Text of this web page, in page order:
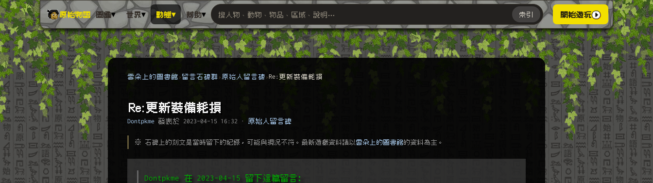
原始物語 圖鑑▾ 世界▾ 動態▾ 幫助▾
搜尋萬物索引
搜人物、動物、物品、區域、說明⋯ 索引 開始遊玩
雲朵上的圖書館 留言石碑群 原始人留言碑 Re:更新裝備耗損
Re:更新裝備耗損
Dontpkme 發表於 2023-04-15 16:32 · 原始人留言碑
※ 石碑上的刻文是當時留下的紀錄，可能與現況不符。最新遊戲資料請以 雲朵上的圖書館的資料為主。
Dontpkme 在 2023-04-15 留下這篇留言﹕